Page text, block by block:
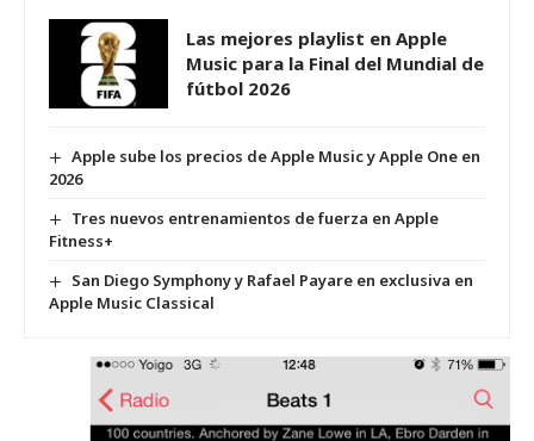
Las mejores playlist en Apple
Music para la Final del Mundial de
fútbol 2026
Apple sube los precios de Apple Music y Apple One en
2026
Tres nuevos entrenamientos de fuerza en Apple
Fitness+
San Diego Symphony y Rafael Payare en exclusiva en
Apple Music Classical